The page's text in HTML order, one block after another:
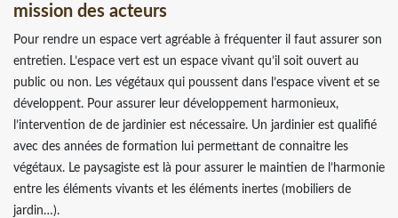
mission des acteurs
Pour rendre un espace vert agréable à fréquenter il faut assurer son
entretien. L’espace vert est un espace vivant qu’il soit ouvert au
public ou non. Les végétaux qui poussent dans l’espace vivent et se
développent. Pour assurer leur développement harmonieux,
l’intervention de de jardinier est nécessaire. Un jardinier est qualifié
avec des années de formation lui permettant de connaitre les
végétaux. Le paysagiste est là pour assurer le maintien de l’harmonie
entre les éléments vivants et les éléments inertes (mobiliers de
jardin…).